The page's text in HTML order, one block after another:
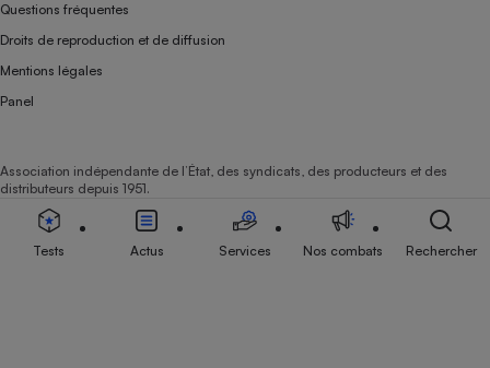
Questions fréquentes
Droits de reproduction et de diffusion
Mentions légales
Panel
Association indépendante de l’État, des syndicats, des producteurs et des
distributeurs depuis 1951.
Tests Actus Services Nos combats Rechercher